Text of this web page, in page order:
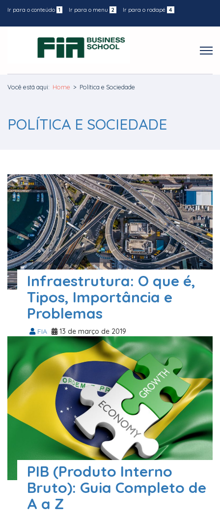
Ir para o conteúdo 1 Ir para o menu 2 Ir para o rodapé 4
Você está aqui: Home > Política e Sociedade
POLÍTICA E SOCIEDADE
Infraestrutura: O que é,
Tipos, Importância e
Problemas
FIA 13 de março de 2019
PIB (Produto Interno
Bruto): Guia Completo de
A a Z